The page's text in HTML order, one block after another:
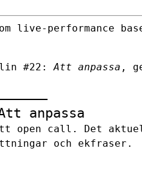
live-performance
#22:Att anpassa ,
anpassa
open call. Det
och ekfraser.